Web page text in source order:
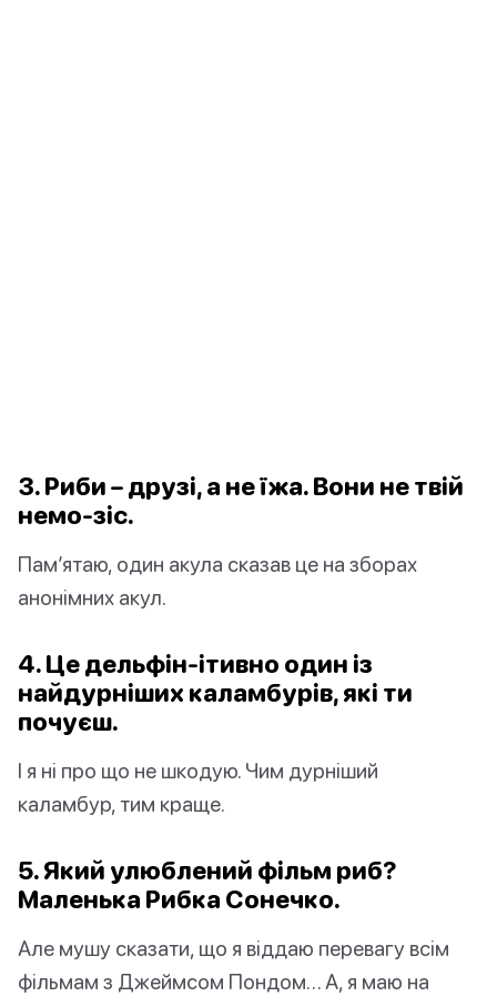
3. Риби – друзі, а не їжа. Вони не твій
немо-зіс.
Пам’ятаю, один акула сказав це на зборах
анонімних акул.
4. Це дельфін-ітивно один із
найдурніших каламбурів, які ти
почуєш.
І я ні про що не шкодую. Чим дурніший
каламбур, тим краще.
5. Який улюблений фільм риб?
Маленька Рибка Сонечко.
Але мушу сказати, що я віддаю перевагу всім
фільмам з Джеймсом Пондом… А, я маю на